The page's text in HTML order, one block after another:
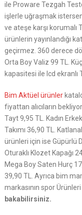
ile Proware Tezgah
işlerle uğraşmak
ve ateşe karşı korumalı
ürünlerin yayınlandığı
geçirmez. 360 derece
Orta Boy Valiz 99 TL.
kapasitesi ile lcd ekranlı
Bim Aktüel ürünler
fiyattan alıcıların
Tayt 9,95 TL. Kadın
Takımı 36,90 TL.
ürünleri için ise Güpürlü
Oturaklı Klozet Kapağı
Mega Boy Saten Hurç
39,90 TL. Ayrıca bim
markasının spor
bakabilirsiniz.